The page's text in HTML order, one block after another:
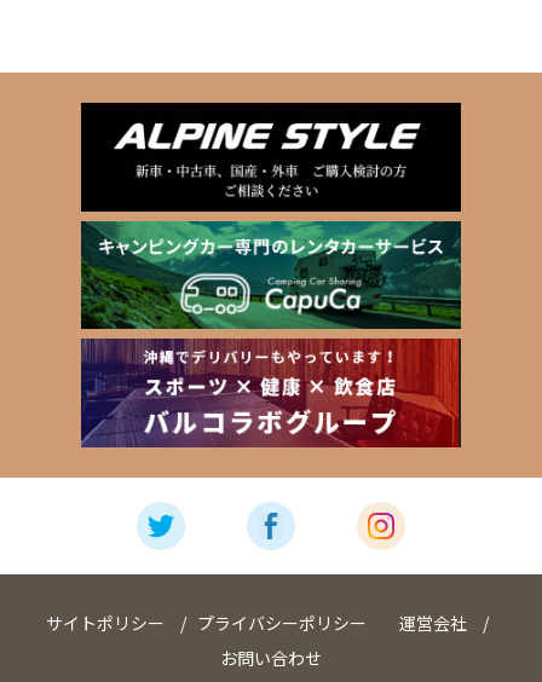
サイトポリシー プライバシーポリシー
運営会社
お問い合わせ